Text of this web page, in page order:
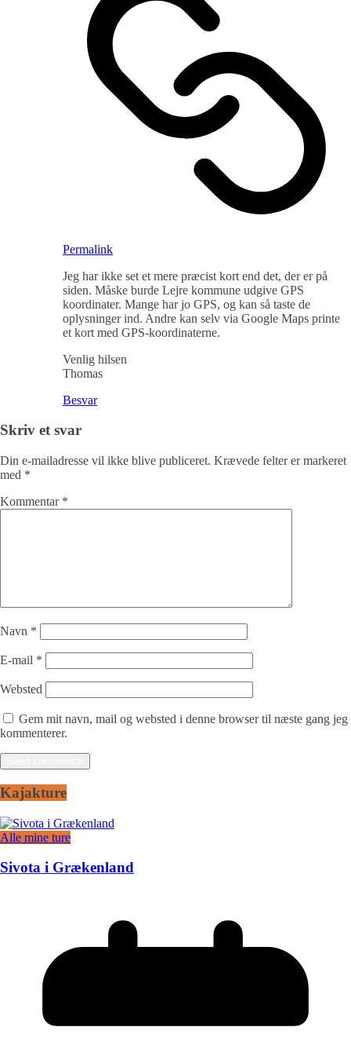
Permalink
Jeg har ikke set et mere præcist kort end det, der er på
siden. Måske burde Lejre kommune udgive GPS
koordinater. Mange har jo GPS, og kan så taste de
oplysninger ind. Andre kan selv via Google Maps printe
et kort med GPS-koordinaterne.
Venlig hilsen
Thomas
Besvar
Skriv et svar
Din e-mailadresse vil ikke blive publiceret. Krævede felter er markeret
med *
Kommentar *
Navn *
E-mail *
Websted
Gem mit navn, mail og websted i denne browser til næste gang jeg
kommenterer.
Kajakture
Alle mine ture
Sivota i Grækenland